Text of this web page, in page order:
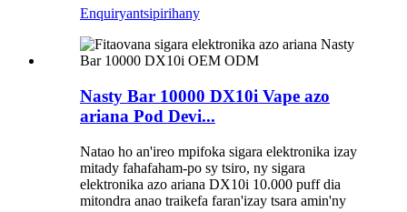
Enquiryantsipirihany
Nasty Bar 10000 DX10i Vape azo
ariana Pod Devi...
Natao ho an'ireo mpifoka sigara elektronika izay
mitady fahafaham-po sy tsiro, ny sigara
elektronika azo ariana DX10i 10.000 puff dia
mitondra anao traikefa faran'izay tsara amin'ny